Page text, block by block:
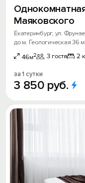
Маяковского
Екатеринбург, ул.
до м. Геологическая 36
46м2 3 гостя 2
за 1 сутки
3 850 руб.